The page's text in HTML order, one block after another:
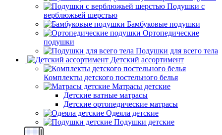
Подушки с
верблюжьей шерстью
Бамбуковые подушки
Ортопедические
подушки
Подушки для всего тела
Детский ассортимент
Комплекты детского постельного белья
Матрасы детские
Детские ватные матрасы
Детские ортопедические матрасы
Одеяла детские
Подушки детские